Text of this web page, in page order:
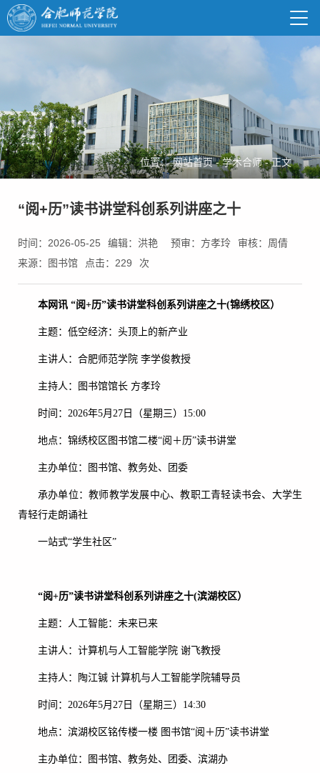
位置：网站首页-学术合师-正文
“阅+历”读书讲堂科创系列讲座之十
时间：2026-05-25 编辑：洪艳 预审：方孝玲
审核：周倩
来源：图书馆
点击： 229 次
本网讯 “阅+历”读书讲堂科创系列讲座之十(锦绣校区）
主题：低空经济：头顶上的新产业
主讲人：合肥师范学院 李学俊教授
主持人：图书馆馆长 方孝玲
时间：2026年5月27日（星期三）15:00
地点：锦绣校区图书馆二楼“阅＋历”读书讲堂
主办单位：图书馆、教务处、团委
承办单位：教师教学发展中心、教职工青轻读书会、大学生
青轻行走朗诵社
一站式“学生社区”
“阅+历”读书讲堂科创系列讲座之十(滨湖校区）
主题：人工智能：未来已来
主讲人：计算机与人工智能学院 谢飞教授
主持人：陶江铖 计算机与人工智能学院辅导员
时间：2026年5月27日（星期三）14:30
地点：滨湖校区铭传楼一楼 图书馆“阅＋历”读书讲堂
主办单位：图书馆、教务处、团委、滨湖办